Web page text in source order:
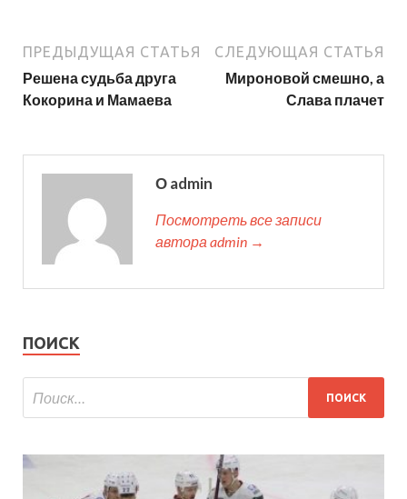
ПРЕДЫДУЩАЯ СТАТЬЯ
Решена судьба друга
Кокорина и Мамаева
СЛЕДУЮЩАЯ СТАТЬЯ
Мироновой смешно, а
Слава плачет
О admin
Посмотреть все записи
автора admin →
ПОИСК